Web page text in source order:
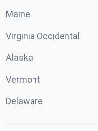
Maine
Virginia Occidental
Alaska
Vermont
Delaware